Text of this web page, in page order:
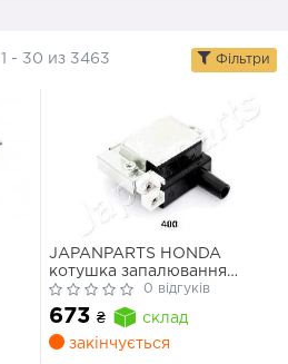
1 - 30 из 3463 Фільтри
JAPANPARTS HONDA
котушка запалювання
Accord,Civic V,VI,CR-V I,HR-
V,Prelude
0 відгуків
673 ₴
склад
закінчується